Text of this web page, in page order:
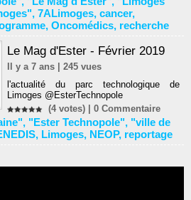
, 7ALimoges, cancer,
, Oncomédics, recherche
Le Mag d'Ester - Février 2019
Il y a 7 ans | 245 vues
l'actualité du parc technologique de
Limoges @EsterTechnopole
(4 votes) |0 Commentaire
, "Ester Technopole", "ville de
, Limoges, NEOP, reportage